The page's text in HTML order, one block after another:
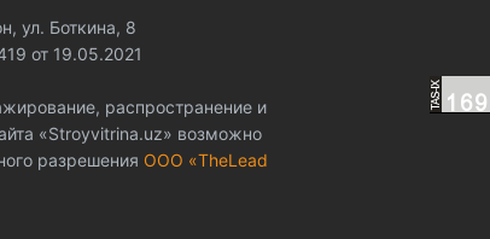
ул. Боткина, 8
от 19.05.2021
распространение и
«Stroyvitrina.uz» возможно
разрешения ООО «TheLead